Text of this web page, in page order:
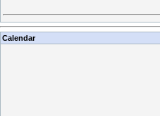
Calendar